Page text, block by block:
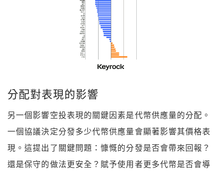
分配對表現的影響
另一個影響空投表現的關鍵因素是代幣供應量的分配。
一個協議決定分發多少代幣供應量會顯著影響其價格表
現。這提出了關鍵問題：慷慨的分發是否會帶來回報？
還是保守的做法更安全？賦予使用者更多代幣是否會導